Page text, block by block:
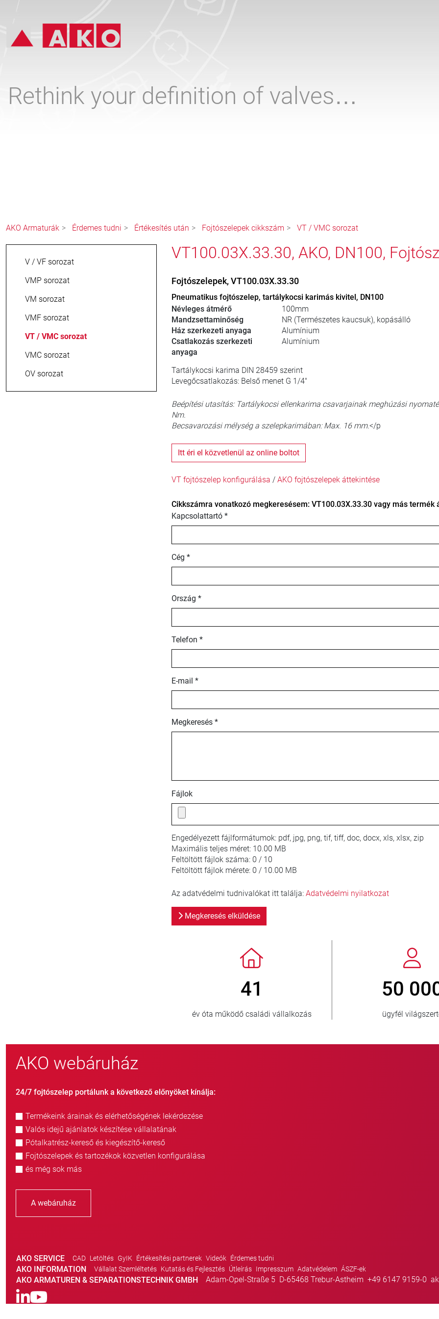
Rethink your definition of valves…
AKO Armaturák Érdemes tudni Értékesítés után Fojtószelepek cikkszám VT / VMC sorozat
V / VF sorozat
VMP sorozat
VM sorozat
VMF sorozat
VT / VMC sorozat
VMC sorozat
OV sorozat
VT100.03X.33.30, AKO, DN100,
Fojtószelepek, VT100.03X.33.30
Pneumatikus fojtószelep, tartálykocsi karimás kivitel, DN100
Névleges átmérő
100mm
Mandzsettaminőség
NR (Természetes kaucsuk), kopásálló
Ház szerkezeti anyaga
Alumínium
Csatlakozás szerkezeti
anyaga
Alumínium
Tartálykocsi karima DIN 28459 szerint
Levegőcsatlakozás: Belső menet G 1/4"
Beépítési utasítás: Tartálykocsi ellenkarima csavarjainak meghúzási
Nm.
Becsavarozási mélység a szelepkarimában: Max. 16 mm.</p
Itt éri el közvetlenül az online boltot
VT fojtószelep konfigurálása / AKO fojtószelepek áttekintése
Cikkszámra vonatkozó megkeresésem: VT100.03X.33.30 vagy más termék
Kapcsolattartó *
Cég *
Ország *
Telefon *
E-mail *
Megkeresés *
Fájlok
Engedélyezett fájlformátumok: pdf, jpg, png, tif, tiff, doc, docx, xls, xlsx, zip
Maximális teljes méret: 10.00 MB
Feltöltött fájlok száma: 0 / 10
Feltöltött fájlok mérete: 0 / 10.00 MB
Az adatvédelmi tudnivalókat itt találja: Adatvédelmi nyilatkozat
Megkeresés elküldése
> 3 500 000
eladott egység ellátott
AKO webáruház
24/7 fojtószelep portálunk a következő előnyöket kínálja:
Termékeink árainak és elérhetőségének lekérdezése
Valós idejű ajánlatok készítése vállalatának
Pótalkatrész-kereső és kiegészítő-kereső
Fojtószelepek és tartozékok közvetlen konfigurálása
és még sok más
A webáruház
AKO SERVICE CAD Letöltés GyIK Értékesítési partnerek Videók Érdemes tudni
AKO INFORMATION Vállalat Szemléltetés Kutatás és Fejlesztés Útleírás Impresszum Adatvédelem ÁSZF-ek
AKO ARMATUREN & SEPARATIONSTECHNIK GMBH Adam-Opel-Straße 5 D-65468 Trebur-Astheim +49 6147 9159-0